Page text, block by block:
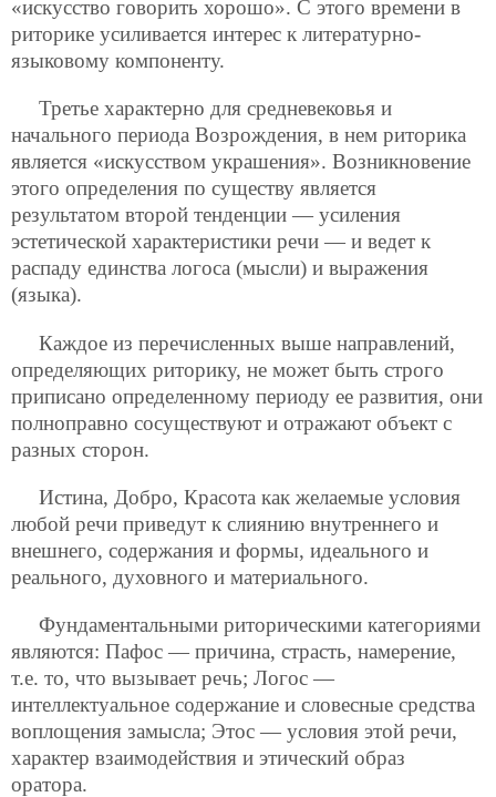
«искусство говорить хорошо». С этого времени в
риторике усиливается интерес к литературно-
языковому компоненту.
Третье характерно для средневековья и
начального периода Возрождения, в нем риторика
является «искусством украшения». Возникновение
этого определения по существу является
результатом второй тенденции — усиления
эстетической характеристики речи — и ведет к
распаду единства логоса (мысли) и выражения
(языка).
Каждое из перечисленных выше направлений,
определяющих риторику, не может быть строго
приписано определенному периоду ее развития, они
полноправно сосуществуют и отражают объект с
разных сторон.
Истина, Добро, Красота как желаемые условия
любой речи приведут к слиянию внутреннего и
внешнего, содержания и формы, идеального и
реального, духовного и материального.
Фундаментальными риторическими категориями
являются: Пафос — причина, страсть, намерение,
т.е. то, что вызывает речь; Логос —
интеллектуальное содержание и словесные средства
воплощения замысла; Этос — условия этой речи,
характер взаимодействия и этический образ
оратора.